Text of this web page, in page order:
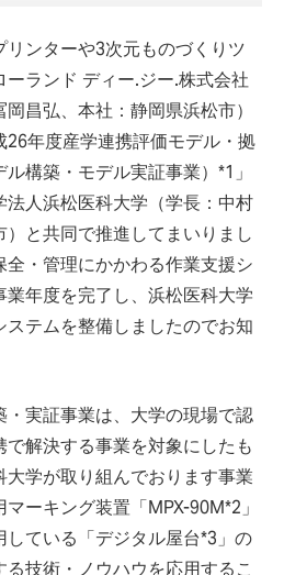
ンターや3次元ものづくりツ
ランド ディー.ジー.株式会社
岡昌弘、本社：静岡県浜松市）
26年度産学連携評価モデル・拠
構築・モデル実証事業）*1」
人浜松医科大学（学長：中村
と共同で推進してまいりまし
・管理にかかわる作業支援シ
年度を完了し、浜松医科大学
テムを整備しましたのでお知
実証事業は、大学の現場で認
解決する事業を対象にしたも
学が取り組んでおります事業
ーキング装置「MPX-90M*2」
している「デジタル屋台*3」の
技術・ノウハウを応用するこ